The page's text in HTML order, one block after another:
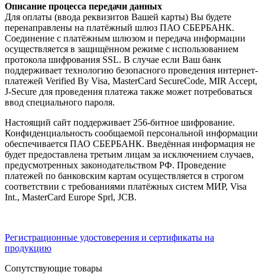
Описание процесса передачи данных
Для оплаты (ввода реквизитов Вашей карты) Вы будете
перенаправлены на платёжный шлюз ПАО СБЕРБАНК.
Соединение с платёжным шлюзом и передача информации
осуществляется в защищённом режиме с использованием
протокола шифрования SSL. В случае если Ваш банк
поддерживает технологию безопасного проведения интернет-
платежей Verified By Visa, MasterCard SecureCode, MIR Accept,
J-Secure для проведения платежа также может потребоваться
ввод специального пароля.
Настоящий сайт поддерживает 256-битное шифрование.
Конфиденциальность сообщаемой персональной информации
обеспечивается ПАО СБЕРБАНК. Введённая информация не
будет предоставлена третьим лицам за исключением случаев,
предусмотренных законодательством РФ. Проведение
платежей по банковским картам осуществляется в строгом
соответствии с требованиями платёжных систем МИР, Visa
Int., MasterCard Europe Sprl, JCB.
Регистрационные удостоверения и сертификаты на
продукцию
Сопутствующие товары